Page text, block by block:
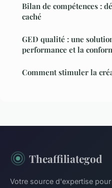
Bilan de compétences :
caché
GED qualité : une
performance et la
Comment stimuler la
Theaffiliategod
Votre source d'expertise